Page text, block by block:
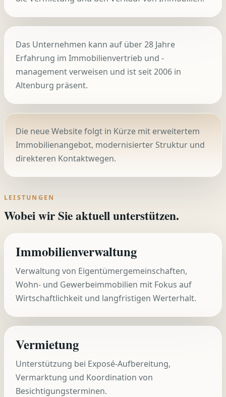
Das Unternehmen kann auf über 28 Jahre
Erfahrung im Immobilienvertrieb und -
management verweisen und ist seit 2006 in
Altenburg präsent.
Die neue Website folgt in Kürze mit erweitertem
Immobilienangebot, modernisierter Struktur und
direkteren Kontaktwegen.
LEISTUNGEN
Wobei wir Sie aktuell unterstützen.
Immobilienverwaltung
Verwaltung von Eigentümergemeinschaften,
Wohn- und Gewerbeimmobilien mit Fokus auf
Wirtschaftlichkeit und langfristigen Werterhalt.
Vermietung
Unterstützung bei Exposé-Aufbereitung,
Vermarktung und Koordination von
Besichtigungsterminen.